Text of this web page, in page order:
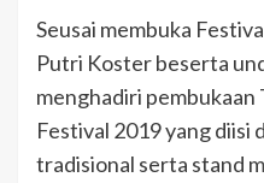
Seusai membuka
Putri Koster beserta
menghadiri
Festival 2019 yang diisi
tradisional serta stand